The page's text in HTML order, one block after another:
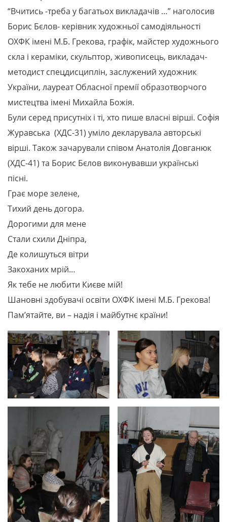
“Вчитись -треба у багатьох викладачів …” наголосив
Борис Бєлов- керівник художньої самодіяльності
ОХФК імені М.Б. Грекова, графік, майстер художнього
скла і кераміки, скульптор, живописець, викладач-
методист спецдисциплін, заслужений художник
України, лауреат Обласної премії образотворчого
мистецтва імені Михайла Божія.
Були серед присутніх і ті, хто пише власні вірші. Софія
Журавська (ХДС-31) уміло декларувала авторські
вірші. Також зачарували співом Анатолія Довганюк
(ХДС-41) та Борис Бєлов виконувавши українські
пісні.
Грає море зелене,
Тихий день догора.
Дорогими для мене
Стали схили Дніпра,
Де колишуться вітри
Закоханих мрій…
Як тебе не любити Києве мій!
Шановні здобувачі освіти ОХФК імені М.Б. Грекова!
Пам’ятайте, ви – надія і майбутнє країни!